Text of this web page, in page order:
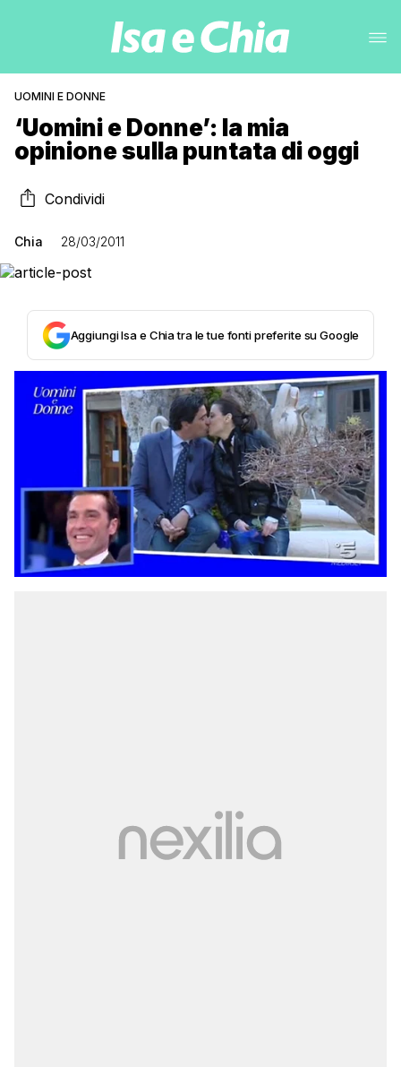
UOMINI E DONNE
‘Uomini e Donne’: la mia
opinione sulla puntata di oggi
Condividi
Chia 28/03/2011
Aggiungi Isa e Chia tra le tue fonti preferite su Google